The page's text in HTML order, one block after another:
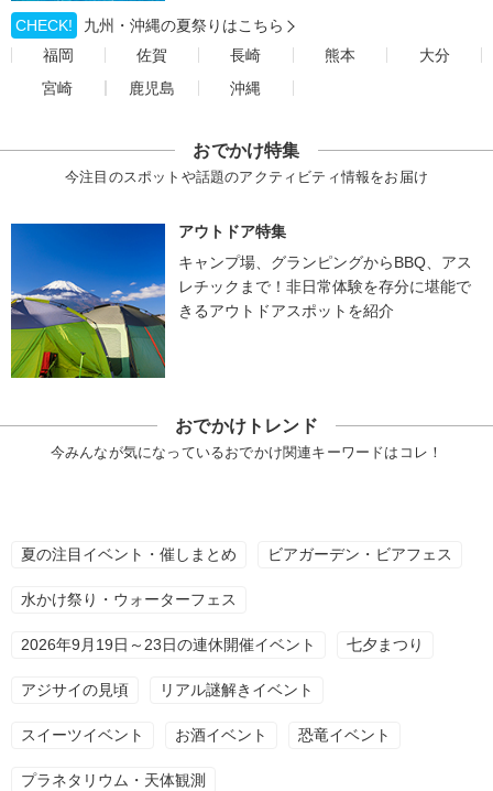
CHECK!
九州・沖縄の夏祭りはこちら
福岡
佐賀 長崎 熊本
大分
宮崎
鹿児島 沖縄
おでかけ特集
今注目のスポットや話題のアクティビティ情報をお届け
アウトドア特集
キャンプ場、グランピングからBBQ、アス
レチックまで！非日常体験を存分に堪能で
きるアウトドアスポットを紹介
おでかけトレンド
今みんなが気になっているおでかけ関連キーワードはコレ！
夏の注目イベント・催しまとめ ビアガーデン・ビアフェス
水かけ祭り・ウォーターフェス
2026年9月19日～23日の連休開催イベント 七夕まつり
アジサイの見頃 リアル謎解きイベント
スイーツイベント お酒イベント 恐竜イベント
プラネタリウム・天体観測